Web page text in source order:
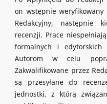
on wstępnie weryfikowany
Redakcyjny, następnie
recenzji. Prace
formalnych i edytorskich
Autorom w celu
Zakwalifikowane przez
są przesyłane do
jednostki, z którą